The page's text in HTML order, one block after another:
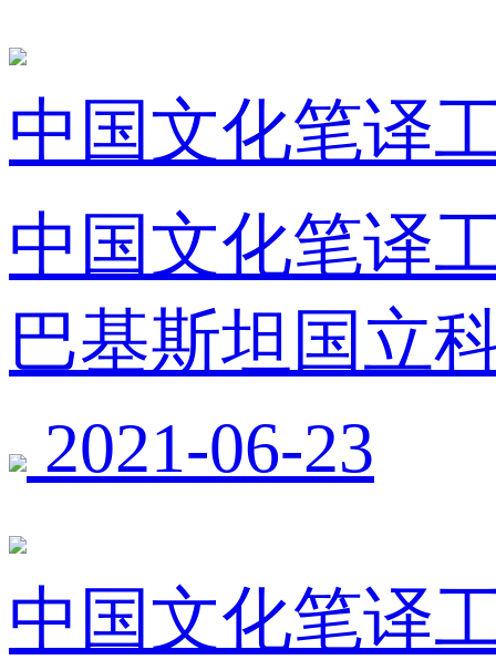
中国文化笔译
中国文化笔译
巴基斯坦国立
2021-06-23
中国文化笔译